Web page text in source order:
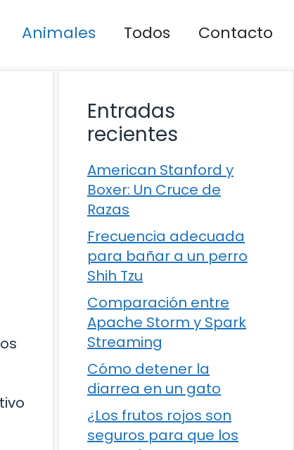
Animales Todos Contacto
Entradas
recientes
American Stanford y
Boxer: Un Cruce de
Razas
Frecuencia adecuada
para bañar a un perro
Shih Tzu
Comparación entre
Apache Storm y Spark
Streaming
Cómo detener la
diarrea en un gato
¿Los frutos rojos son
seguros para que los